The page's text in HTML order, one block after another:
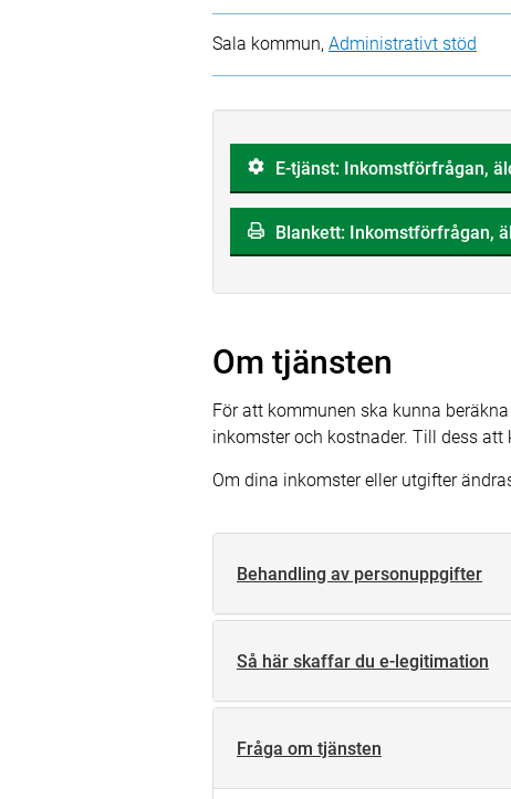
Sala kommun, Administrativt stöd
E-tjänst: Inkomstförfrågan,
Blankett: Inkomstförfrågan,
Om tjänsten
För att kommunen ska kunna
inkomster och kostnader. Till dess
Om dina inkomster eller utgifter
Behandling av personuppgifter
Så här skaffar du e-legitimation
Fråga om tjänsten